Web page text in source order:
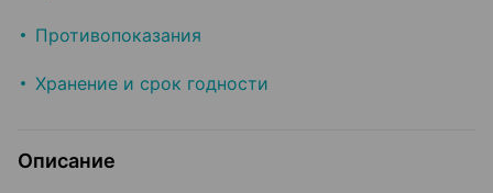
Противопоказания
Хранение и срок годности
Описание